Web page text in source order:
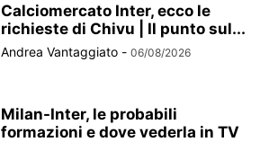
Calciomercato Inter, ecco le
richieste di Chivu | Il punto sul...
Andrea Vantaggiato - 06/08/2026
Milan-Inter, le probabili
formazioni e dove vederla in TV